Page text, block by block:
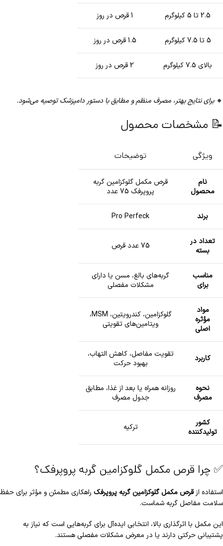
2.5 تا 5 کیلوگرم 1 قرص در روز
5 تا 7.5 کیلوگرم 1.5 قرص در روز
بالای 7.5 کیلوگرم 2 قرص در روز
🔸برای نتایج بهتر، مصرف منظم و مطابق با دستور دامپزشک توصیه می‌شود.
📝 مشخصات محصول
ویژگی توضیحات
نام
محصول
قرص مکمل گلوکزامین گربه
پروپرفک 75 عدد
برند Pro Perfeck
تعداد در
بسته
75 عدد قرص
مناسب
برای
گربه‌های بالغ، مسن یا دارای
مشکلات مفصلی
مواد
مؤثره
اصلی
گلوکزامین، کندرویتین، MSM،
ویتامین‌های تقویتی
کاربرد
تقویت مفاصل، کاهش التهاب،
بهبود حرکت
نحوه
مصرف
روزانه همراه یا بعد از غذا، مطابق
جدول مصرف
کشور
تولیدکننده
ترکیه
✅ چرا قرص مکمل گلوکزامین گربه پروپرفک؟
استفاده ازقرص مکمل گلوکزامین گربه پروپرفک راهکاری مطمئن و مؤثر برای حفظ
سلامت مفاصل گربه شماست.
این مکمل با اثرگذاری بالا، انتخابی ایده‌آل برای گربه‌هایی است که نیاز به
پشتیبانی حرکتی دارند یا در معرض مشکلات مفصلی هستند.